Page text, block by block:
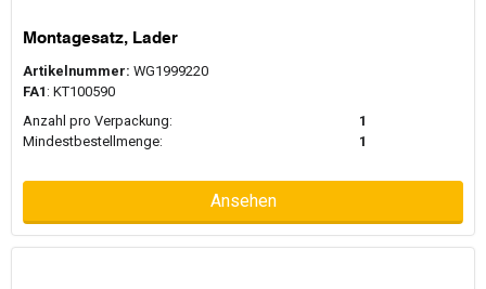
Montagesatz, Lader
Artikelnummer: WG1999220
FA1 : KT100590
Anzahl pro Verpackung:
1
Mindestbestellmenge:
1
Ansehen